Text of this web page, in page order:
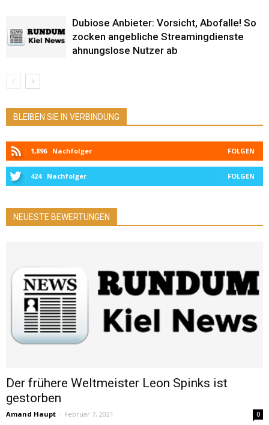
Dubiose Anbieter: Vorsicht, Abofalle! So
zocken angebliche Streamingdienste
ahnungslose Nutzer ab
BLEIBEN SIE IN VERBINDUNG
1,896 Nachfolger FOLGEN
424 Nachfolger FOLGEN
NEUESTE BEWERTUNGEN
Der frühere Weltmeister Leon Spinks ist
gestorben
Amand Haupt - Februar 7, 2021 0